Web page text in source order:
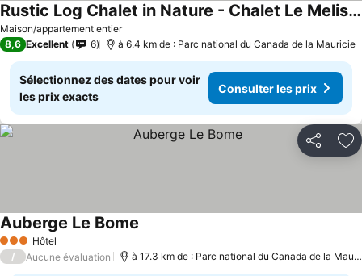
Maison/appartement entier
Rustic Log Chalet in Nature - Chalet Le Melisse
8,6 Excellent 6 à 6.4 km de : Parc national du Canada de la Mauricie
Sélectionnez des dates pour voir
les prix exacts
Consulter les prix
Partager
3 ÉtoilesHôtel
Auberge Le Bome
/ Aucune évaluation à 17.3 km de : Parc national du Canada de la Mauricie